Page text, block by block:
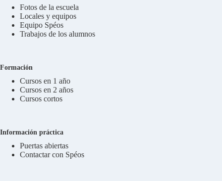
Fotos de la escuela
Locales y equipos
Equipo Spéos
Trabajos de los alumnos
Formación
Cursos en 1 año
Cursos en 2 años
Cursos cortos
Información práctica
Puertas abiertas
Contactar con Spéos